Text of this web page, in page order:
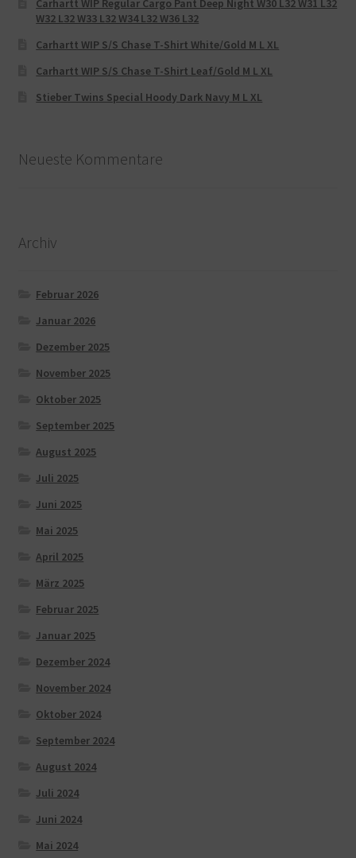
Carhartt WIP Regular Cargo Pant Deep Night W30 L32 W31 L32
W32 L32 W33 L32 W34 L32 W36 L32
Carhartt WIP S/S Chase T-Shirt White/Gold M L XL
Carhartt WIP S/S Chase T-Shirt Leaf/Gold M L XL
Stieber Twins Special Hoody Dark Navy M L XL
Neueste Kommentare
Archiv
Februar 2026
Januar 2026
Dezember 2025
November 2025
Oktober 2025
September 2025
August 2025
Juli 2025
Juni 2025
Mai 2025
April 2025
März 2025
Februar 2025
Januar 2025
Dezember 2024
November 2024
Oktober 2024
September 2024
August 2024
Juli 2024
Juni 2024
Mai 2024